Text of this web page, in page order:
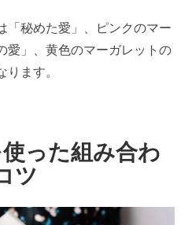
「秘めた愛」、ピンクのマー
愛」、黄色のマーガレットの
ります。
った組み合わ
ツ